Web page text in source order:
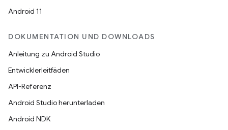
Android 11
DOKUMENTATION UND DOWNLOADS
Anleitung zu Android Studio
Entwicklerleitfäden
API-Referenz
Android Studio herunterladen
Android NDK